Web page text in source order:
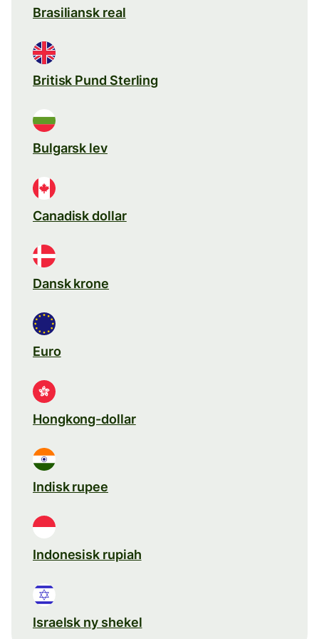
Brasiliansk real
Britisk Pund Sterling
Bulgarsk lev
Canadisk dollar
Dansk krone
Euro
Hongkong-dollar
Indisk rupee
Indonesisk rupiah
Israelsk ny shekel